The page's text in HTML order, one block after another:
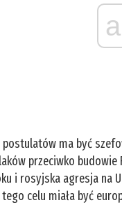
ma być
przeciwko
i rosyjska agresja na
celu miała być